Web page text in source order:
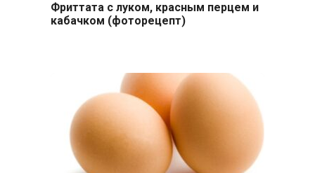
Фриттата с луком, красным перцем и
кабачком (фоторецепт)